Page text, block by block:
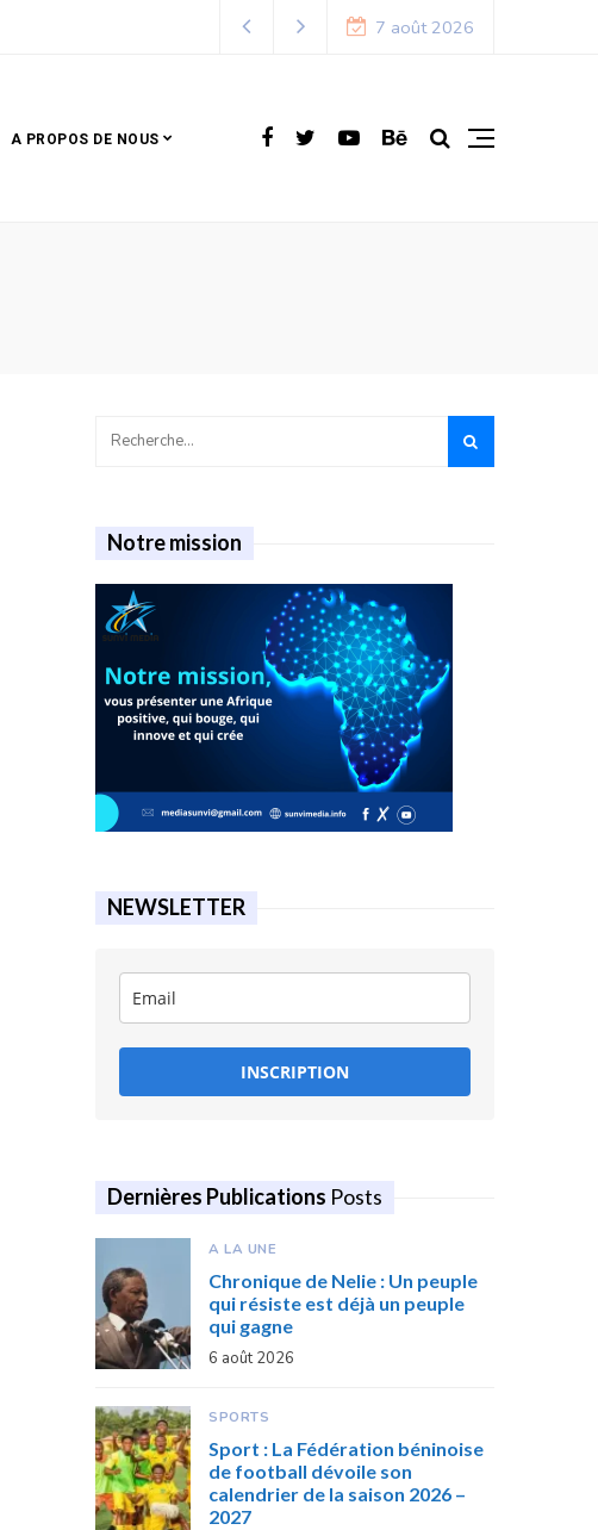
7 août 2026
A PROPOS DE NOUS
Notre mission
NEWSLETTER
INSCRIPTION
Dernières Publications Posts
A LA UNE
Chronique de Nelie : Un peuple
qui résiste est déjà un peuple
qui gagne
6 août 2026
SPORTS
Sport : La Fédération béninoise
de football dévoile son
calendrier de la saison 2026 –
2027